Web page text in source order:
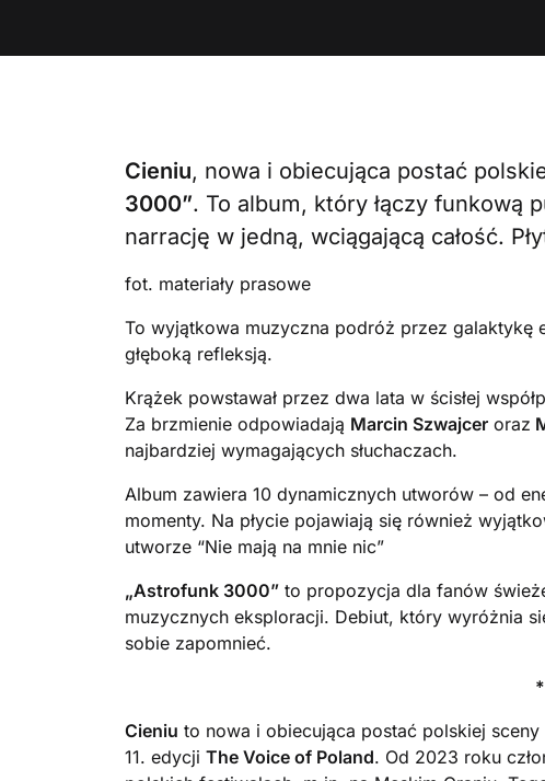
Cieniu, nowa i obiecująca postać
3000”. To album, który łączy funkową
narrację w jedną, wciągającą całość.
fot. materiały prasowe
To wyjątkowa muzyczna podróż przez galaktykę
głęboką refleksją.
Krążek powstawał przez dwa lata w ścisłej
Za brzmienie odpowiadają Marcin Szwajcer oraz
najbardziej wymagających słuchaczach.
Album zawiera 10 dynamicznych utworów – od
momenty. Na płycie pojawiają się również
utworze “Nie mają na mnie nic”
„Astrofunk 3000” to propozycja dla fanów
muzycznych eksploracji. Debiut, który wyróżnia
sobie zapomnieć.
Cieniu to nowa i obiecująca postać polskiej
11. edycji The Voice of Poland. Od 2023 roku